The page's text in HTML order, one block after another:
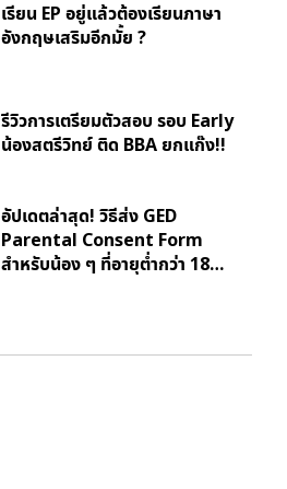
เรียน EP อยู่แล้วต้องเรียนภาษา
อังกฤษเสริมอีกมั้ย ?
รีวิวการเตรียมตัวสอบ รอบ Early
น้องสตรีวิทย์ ติด BBA ยกแก๊ง!!
อัปเดตล่าสุด! วิธีส่ง GED
Parental Consent Form
สำหรับน้อง ๆ ที่อายุต่ำกว่า 18…